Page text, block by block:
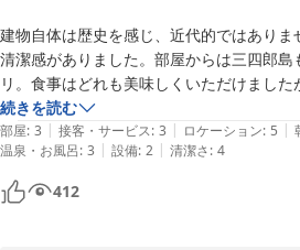
とする地産食材のお料理や地酒にご満足
をはじめスタッフ一同大きな励みとなっ
さらに、トンボロ現象と絶景もお楽し
ならではの思い出に残るひとときをお過
よりでございます。
これからもお客様にご満足いただけるサ
そして心地よい空間をご提供できるよう
建物自体は歴史を感じ、近代的ではあり
清潔感がありました。部屋からは三四郎
リ。食事はどれも美味しくいただけまし
見えてしまうのではないかと思うほど薄く
少し厚みのある方が良かったです。お風呂
ツルツルになりました。宿泊した日は曇り
ず残念でした。
続きを読む
部屋: 3 | 接客・サービス: 3 | ロケーション: 5 |
温泉・お風呂: 3 | 設備: 2 | 清潔さ: 4
412